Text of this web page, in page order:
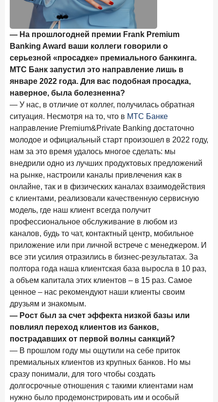
Рассылка Frank RG
Итоги недели, наша трактовка основных событий
на банковском рынке
ПОДПИСАТЬСЯ
Я согласен с условиямиобработки данных
8 июня 2026 года ИССЛЕДОВАНИЕ
По итогам мая 2026 года объем выдач кредитов
составил 993,8 млрд руб.
4 июня 2026 года ИССЛЕДОВАНИЕ
Синергия интеллектов: будущее контакт-центров в
партнерстве человека и технологий
1 июня 2026 года
В борьбе за сбережения россиян банки учатся
понимать контекст
ИССЛЕДОВАНИЕ
Доверие становится главным фактором на рынке
Private banking
25 мая 2026 года ИССЛЕДОВАНИЕ
Ипотека в России: итоги апреля 2026 года в цифрах
13 мая 2026 года
«Ни один зарубежный private банк не может
сравниться с российским»
6 мая 2026 года ИССЛЕДОВАНИЕ
По итогам апреля 2026 года объем выдач кредитов
составил 968 млрд руб.
— На прошлогодней премии Frank Premium
Banking Award ваши коллеги говорили о
серьезной «просадке» премиального банкинга.
МТС Банк запустил это направление лишь в
январе 2022 года. Для вас подобная просадка,
наверное, была болезненна?
— У нас, в отличие от коллег, получилась обратная
ситуация. Несмотря на то, что в МТС Банке
направление Premium&Private Banking достаточно
молодое и официальный старт произошел в 2022 году,
нам за это время удалось многое сделать: мы
внедрили одно из лучших продуктовых предложений
на рынке, настроили каналы привлечения как в
онлайне, так и в физических каналах взаимодействия
с клиентами, реализовали качественную сервисную
модель, где наш клиент всегда получит
профессиональное обслуживание в любом из
каналов, будь то чат, контактный центр, мобильное
приложение или при личной встрече с менеджером. И
все эти усилия отразились в бизнес-результатах. За
полтора года наша клиентская база выросла в 10 раз,
а объем капитала этих клиентов – в 15 раз. Самое
ценное – нас рекомендуют наши клиенты своим
друзьям и знакомым.
— Рост был за счет эффекта низкой базы или
повлиял переход клиентов из банков,
пострадавших от первой волны санкций?
— В прошлом году мы ощутили на себе приток
премиальных клиентов из крупных банков. Но мы
сразу понимали, для того чтобы создать
долгосрочные отношения с такими клиентами нам
нужно было продемонстрировать им и особый